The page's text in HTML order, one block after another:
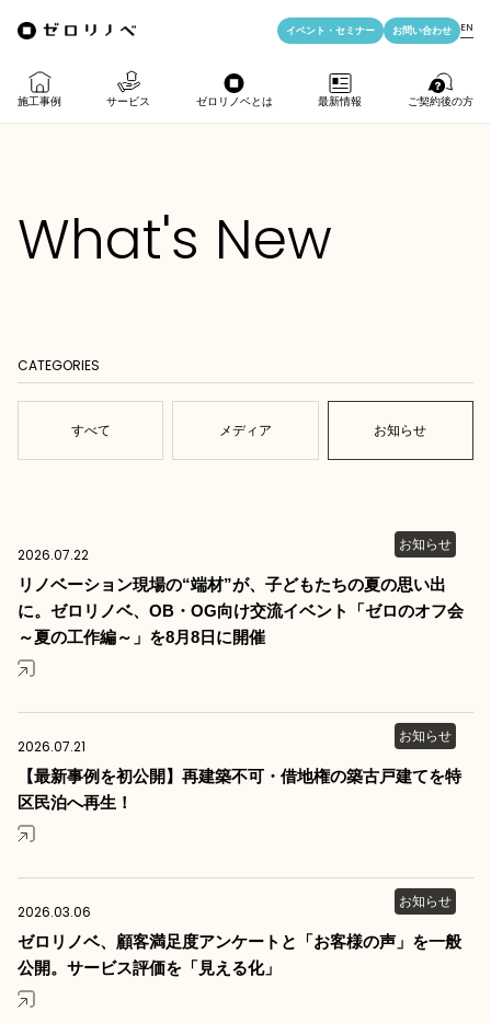
施工事例 サービス
リノベのみ
リノベ料金プラン
ゼロリノベとは
ゼロリノベのひと
メディア掲載
最新情報
よみもの
ご契約後の方
アフターサポート
イベント・ セミナー お問い合わせ EN
What's New
CATEGORIES
すべて メディア お知らせ
2026.07.22
リノベーション現場の“端材”が、子どもたちの夏の思い出
に。ゼロリノベ、OB・OG向け交流イベント「ゼロのオフ会
～夏の工作編～」を8月8日に開催
お知らせ
2026.07.21
【最新事例を初公開】再建築不可・借地権の築古戸建てを特
区民泊へ再生！
お知らせ
2026.03.06
ゼロリノベ、顧客満足度アンケートと「お客様の声」を一般
公開。サービス評価を「見える化」
お知らせ